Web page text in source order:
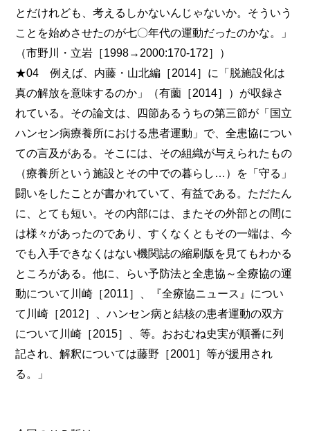
とだけれども、考えるしかないんじゃないか。そういう
ことを始めさせたのが七〇年代の運動だったのかな。」
（市野川・立岩［1998→2000:170-172］）
★04 例えば、内藤・山北編［2014］に「脱施設化は
真の解放を意味するのか」（有薗［2014］）が収録さ
れている。その論文は、四節あるうちの第三節が「国立
ハンセン病療養所における患者運動」で、全患協につい
ての言及がある。そこには、その組織が与えられたもの
（療養所という施設とその中での暮らし…）を「守る」
闘いをしたことが書かれていて、有益である。ただたん
に、とても短い。その内部には、またその外部との間に
は様々があったのであり、すくなくともその一端は、今
でも入手できなくはない機関誌の縮刷版を見てもわかる
ところがある。他に、らい予防法と全患協～全療協の運
動について川崎［2011］、『全療協ニュース』につい
て川崎［2012］、ハンセン病と結核の患者運動の双方
について川崎［2015］、等。おおむね史実が順番に列
記され、解釈については藤野［2001］等が援用され
る。」